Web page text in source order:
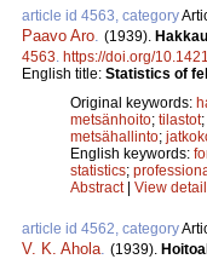
article id 4563, category
Paavo Aro (1939).
4563 https://doi.org/
English title: Statistics of
Original keywords:
metsänhoito; tilastot;
metsähallinto;
English keywords:
statistics;
Abstract| View
article id 4562, category
V. K. Ahola (1939).